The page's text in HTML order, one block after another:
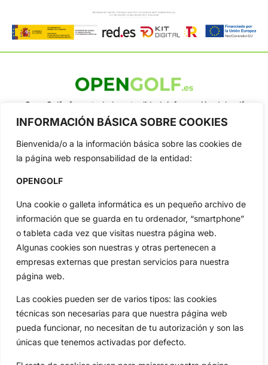
INFORMACIÓN BÁSICA SOBRE COOKIES
Bienvenida/o a la información básica sobre las cookies de
la página web responsabilidad de la entidad:
OPENGOLF
Una cookie o galleta informática es un pequeño archivo de
información que se guarda en tu ordenador, “smartphone”
o tableta cada vez que visitas nuestra página web.
Algunas cookies son nuestras y otras pertenecen a
empresas externas que prestan servicios para nuestra
página web.
Las cookies pueden ser de varios tipos: las cookies
técnicas son necesarias para que nuestra página web
pueda funcionar, no necesitan de tu autorización y son las
únicas que tenemos activadas por defecto.
OpenGolf ofrece toda la actualidad, información del golf
profesional y amateur, resultados en directo, vídeos, noticias,
Jon Rahm, LIV Golf, PGA Tour, Ryder Cup, DP World Tour, LPGA
Tour...
Categorias
Amateurs
Circuitos
Especiales
Reglas
Vídeos
De Interés
Compañía
Aviso Legal
Política de Cookies
Publicidad
Newsletters